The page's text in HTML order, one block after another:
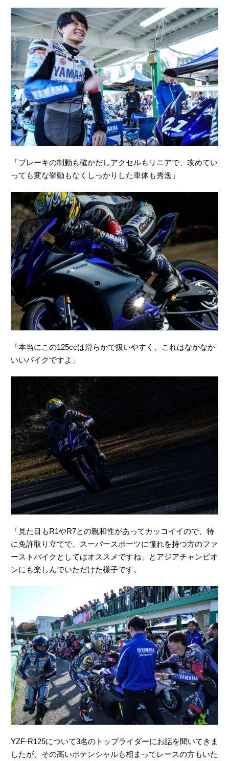
「ブレーキの制動も確かだしアクセルもリニアで、攻めてい
っても変な挙動もなくしっかりした車体も秀逸」
「本当にこの125ccは滑らかで扱いやすく、これはなかなか
いいバイクですよ」
「見た目もR1やR7との親和性があってカッコイイので、特
に免許取り立てで、スーパースポーツに憧れを持つ方のファ
ーストバイクとしてはオススメですね」とアジアチャンピオ
ンにも楽しんでいただけた様子です。
YZF-R125について3名のトップライダーにお話を聞いてきま
したが、その高いポテンシャルも相まってレースの方もいた